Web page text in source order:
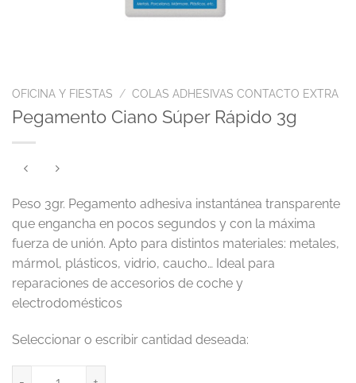
OFICINA Y FIESTAS / COLAS ADHESIVAS CONTACTO EXTRA
Pegamento Ciano Súper Rápido 3g
Peso 3gr. Pegamento adhesiva instantánea transparente
que engancha en pocos segundos y con la máxima
fuerza de unión. Apto para distintos materiales: metales,
mármol, plásticos, vidrio, caucho… Ideal para
reparaciones de accesorios de coche y
electrodomésticos